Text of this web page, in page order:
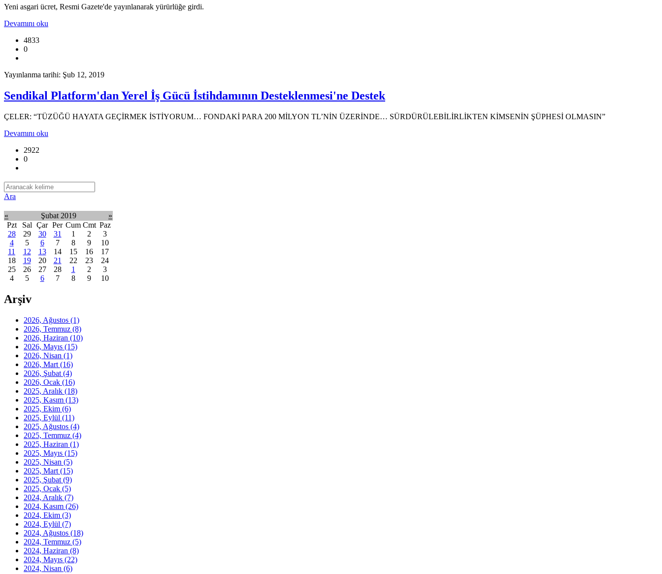
Yeni asgari ücret, Resmi Gazete'de yayınlanarak yürürlüğe girdi.
Devamını oku
4833
0
Yayınlanma tarihi: Şub 12, 2019
Sendikal Platform'dan Yerel İş Gücü İstihdamının Desteklenmesi'ne Destek
ÇELER: “TÜZÜĞÜ HAYATA GEÇİRMEK İSTİYORUM… FONDAKİ PARA 200 MİLYON TL’NİN ÜZERİNDE… SÜRDÜRÜLEBİLİRLİKTEN KİMSENİN ŞÜPHESİ OLMASIN”
Devamını oku
2922
0
Ara
« Şubat 2019
»
Pzt
Sal Çar Per Cum Cmt Paz
28
29 30 31 1 2
3
4
5 6 7 8 9
10
11
12 13 14 15 16
17
18
19 20 21 22 23
24
25
26 27 28 1 2
3
4
5 6 7 8 9 10
Arşiv
2026, Ağustos (1)
2026, Temmuz (8)
2026, Haziran (10)
2026, Mayıs (15)
2026, Nisan (1)
2026, Mart (16)
2026, Şubat (4)
2026, Ocak (16)
2025, Aralık (18)
2025, Kasım (13)
2025, Ekim (6)
2025, Eylül (11)
2025, Ağustos (4)
2025, Temmuz (4)
2025, Haziran (1)
2025, Mayıs (15)
2025, Nisan (5)
2025, Mart (15)
2025, Şubat (9)
2025, Ocak (5)
2024, Aralık (7)
2024, Kasım (26)
2024, Ekim (3)
2024, Eylül (7)
2024, Ağustos (18)
2024, Temmuz (5)
2024, Haziran (8)
2024, Mayıs (22)
2024, Nisan (6)